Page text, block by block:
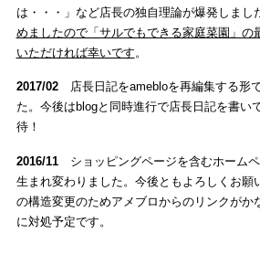
は・・・」など店長の独自理論が爆発しまし
めましたので「サルでもできる家庭菜園」の
いただければ幸いです 。
2017/02店長日記をamebloを再編集する形
た。今後はblogと同時進行で店長日記を書い
待！
2016/11ショッピングページを含むホームペ
生まれ変わりました。今後ともよろしくお願
の構造変更のためアメブロからのリンクがか
に対処予定です。